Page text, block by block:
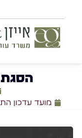
הסגת
מועד עדכון התוכן: